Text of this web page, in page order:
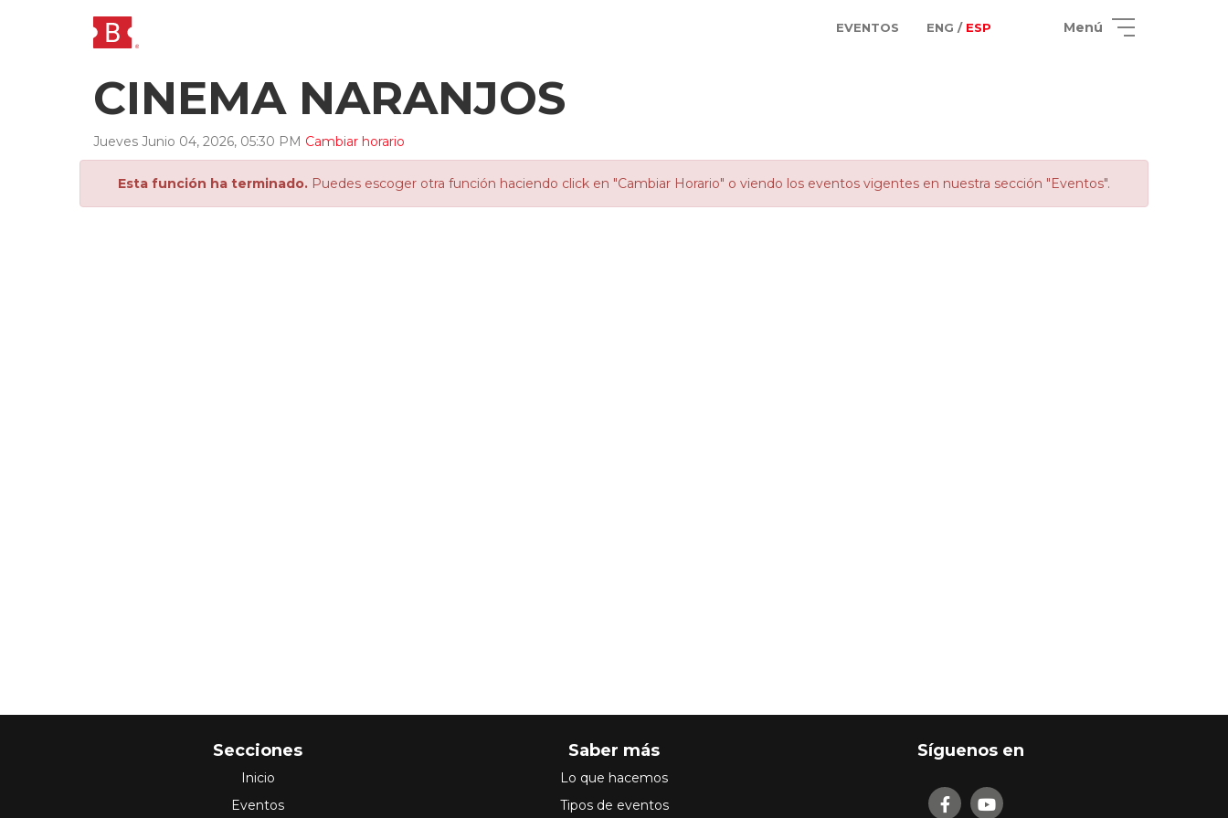
EVENTOS ENG / ESP Menú
CINEMA NARANJOS
Jueves Junio 04, 2026, 05:30 PM Cambiar horario
Esta función ha terminado. Puedes escoger otra función haciendo click en "Cambiar Horario" o viendo los eventos vigentes en nuestra sección "Eventos".
Secciones
Inicio
Eventos
Saber más
Lo que hacemos
Tipos de eventos
Síguenos en